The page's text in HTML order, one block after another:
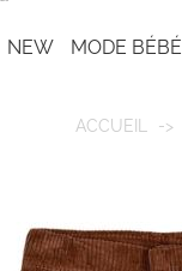
NEW MODE BÉBÉ
ACCUEIL